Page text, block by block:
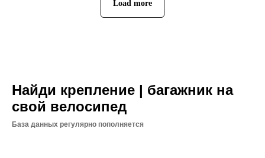
Load more
Найди крепление | багажник на
свой велосипед
База данных регулярно пополняется